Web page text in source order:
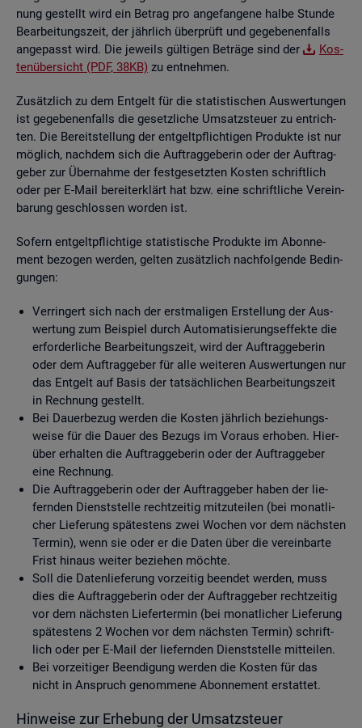
nung ge­stellt wird ein Be­trag pro an­ge­fan­ge­ne halbe Stun­de
Be­ar­bei­tungs­zeit, der jähr­lich über­prüft und ge­ge­be­nen­falls
an­ge­passt wird. Die je­weils gül­ti­gen Be­trä­ge sind der
Kos­
ten­über­sicht (PDF, 38KB) zu ent­neh­men.
Zu­sätz­lich zu dem Ent­gelt für die sta­tis­ti­schen Aus­wer­tun­gen
ist ge­ge­be­nen­falls die ge­setz­li­che Um­satz­steu­er zu ent­rich­
ten. Die Be­reit­stel­lung der ent­gelt­pflich­ti­gen Pro­duk­te ist nur
mög­lich, nach­dem sich die Auf­trag­ge­be­rin oder der Auf­trag­
ge­ber zur Über­nah­me der fest­ge­setz­ten Kos­ten schrift­lich
oder per E-Mail be­reit­er­klärt hat bzw. eine schrift­li­che Ver­ein­
ba­rung ge­schlos­sen wor­den ist.
So­fern ent­gelt­pflich­ti­ge sta­tis­ti­sche Pro­duk­te im Abon­ne­
ment be­zo­gen wer­den, gel­ten zu­sätz­lich nach­fol­gen­de Be­din­
gun­gen:
Ver­rin­gert sich nach der erst­ma­li­gen Er­stel­lung der Aus­
wer­tung zum Bei­spiel durch Au­to­ma­ti­sie­rungs­ef­fek­te die
er­for­der­li­che Be­ar­bei­tungs­zeit, wird der Auf­trag­ge­be­rin
oder dem Auf­trag­ge­ber für alle wei­te­ren Aus­wer­tun­gen nur
das Ent­gelt auf Basis der tat­säch­li­chen Be­ar­bei­tungs­zeit
in Rech­nung ge­stellt.
Bei Dau­er­be­zug wer­den die Kos­ten jähr­lich be­zie­hungs­
wei­se für die Dauer des Be­zugs im Vor­aus er­ho­ben. Hier­
über er­hal­ten die Auf­trag­ge­be­rin oder der Auf­trag­ge­ber
eine Rech­nung.
Die Auf­trag­ge­be­rin oder der Auf­trag­ge­ber haben der lie­
fern­den Dienst­stel­le recht­zei­tig mit­zu­tei­len (bei mo­nat­li­
cher Lie­fe­rung spä­tes­tens zwei Wo­chen vor dem nächs­ten
Ter­min), wenn sie oder er die Daten über die ver­ein­bar­te
Frist hin­aus wei­ter be­zie­hen möch­te.
Soll die Da­ten­lie­fe­rung vor­zei­tig be­en­det wer­den, muss
dies die Auf­trag­ge­be­rin oder der Auf­trag­ge­ber recht­zei­tig
vor dem nächs­ten Lie­fer­ter­min (bei mo­nat­li­cher Lie­fe­rung
spä­tes­tens 2 Wo­chen vor dem nächs­ten Ter­min) schrift­
lich oder per E-Mail der lie­fern­den Dienst­stel­le mit­tei­len.
Bei vor­zei­ti­ger Be­en­di­gung wer­den die Kos­ten für das
nicht in An­spruch ge­nom­me­ne Abon­ne­ment er­stat­tet.
Hin­wei­se zur Er­he­bung der Um­satz­steu­er